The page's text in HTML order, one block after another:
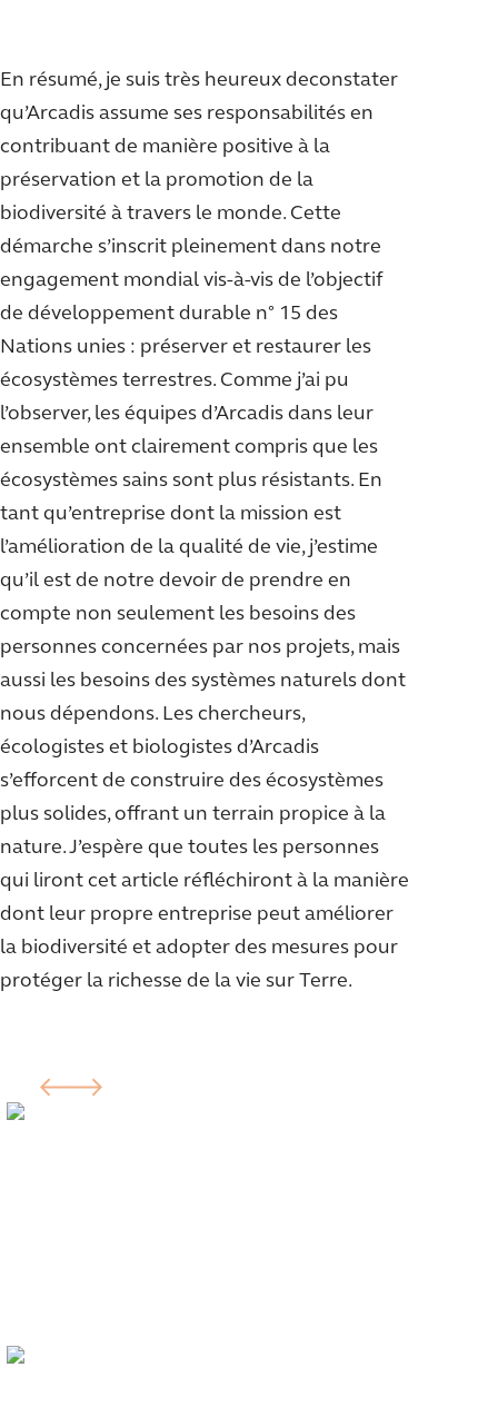
En résumé, je suis très heureux deconstater
qu’Arcadis assume ses responsabilités en
contribuant de manière positive à la
préservation et la promotion de la
biodiversité à travers le monde. Cette
démarche s’inscrit pleinement dans notre
engagement mondial vis-à-vis de l’objectif
de développement durable n° 15 des
Nations unies : préserver et restaurer les
écosystèmes terrestres. Comme j’ai pu
l’observer, les équipes d’Arcadis dans leur
ensemble ont clairement compris que les
écosystèmes sains sont plus résistants. En
tant qu’entreprise dont la mission est
l’amélioration de la qualité de vie, j’estime
qu’il est de notre devoir de prendre en
compte non seulement les besoins des
personnes concernées par nos projets, mais
aussi les besoins des systèmes naturels dont
nous dépendons. Les chercheurs,
écologistes et biologistes d’Arcadis
s’efforcent de construire des écosystèmes
plus solides, offrant un terrain propice à la
nature. J’espère que toutes les personnes
qui liront cet article réfléchiront à la manière
dont leur propre entreprise peut améliorer
la biodiversité et adopter des mesures pour
protéger la richesse de la vie sur Terre.